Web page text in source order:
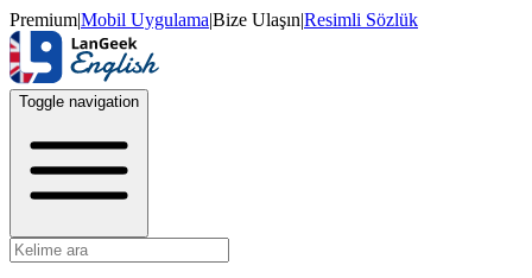
Premium|Mobil Uygulama|Bize Ulaşın|Resimli Sözlük
Toggle navigation